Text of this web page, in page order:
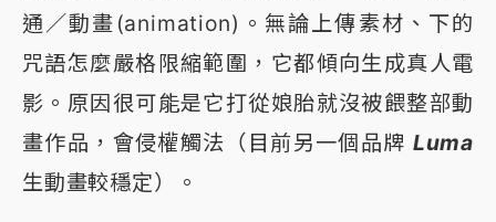
通／動畫(animation)。無論上傳素材、下的
咒語怎麼嚴格限縮範圍，它都傾向生成真人電
影。原因很可能是它打從娘胎就沒被餵整部動
畫作品，會侵權觸法（目前另一個品牌 Luma
生動畫較穩定）。